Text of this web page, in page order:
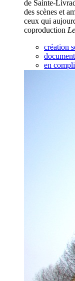
de Sainte-
des scènes et
ceux qui
coproduction
création
en